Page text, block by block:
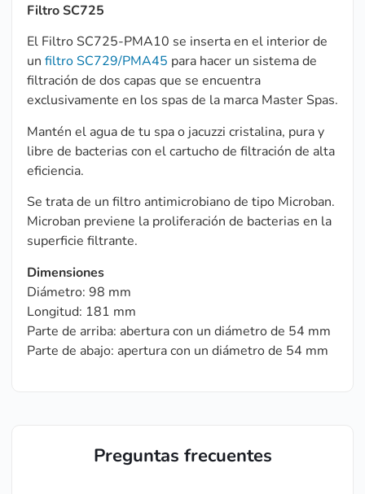
Filtro SC725
El Filtro SC725-PMA10 se inserta en el interior de
un filtro SC729/PMA45 para hacer un sistema de
filtración de dos capas que se encuentra
exclusivamente en los spas de la marca Master Spas.
Mantén el agua de tu spa o jacuzzi cristalina, pura y
libre de bacterias con el cartucho de filtración de alta
eficiencia.
Se trata de un filtro antimicrobiano de tipo Microban.
Microban previene la proliferación de bacterias en la
superficie filtrante.
Dimensiones
Diámetro: 98 mm
Longitud: 181 mm
Parte de arriba: abertura con un diámetro de 54 mm
Parte de abajo: apertura con un diámetro de 54 mm
Preguntas frecuentes